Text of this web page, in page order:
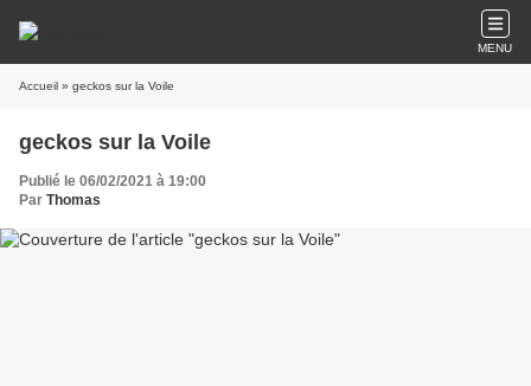
MENU
Accueil » geckos sur la Voile
geckos sur la Voile
Publié le 06/02/2021 à 19:00
Par Thomas